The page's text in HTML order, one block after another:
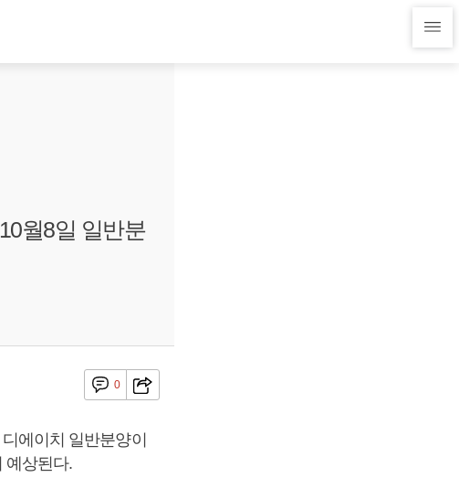
월8일 일반분
0
에이치 일반분양이
예상된다.